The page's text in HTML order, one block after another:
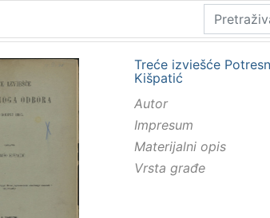
Treće izviešće
Kišpatić
Autor
Impresum
Materijalni opis
Vrsta građe